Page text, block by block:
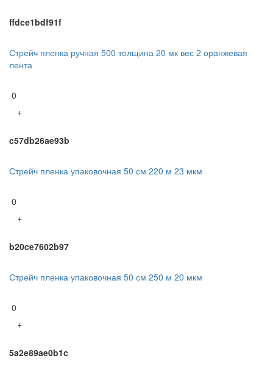
ffdce1bdf91f
Стрейч пленка ручная 500 толщина 20 мк вес 2 оранжевая
лента
0
+
c57db26ae93b
Стрейч пленка упаковочная 50 см 220 м 23 мкм
0
+
b20ce7602b97
Стрейч пленка упаковочная 50 см 250 м 20 мкм
0
+
5a2e89ae0b1c